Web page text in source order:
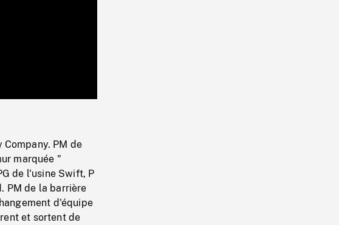
Rate
Company. PM de
marquée "
de l'usine Swift, P
PM de la barrière
d'équipe
et sortent de